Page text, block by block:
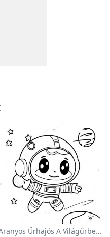
Aranyos Űrhajós A Világűrben Színezőlap